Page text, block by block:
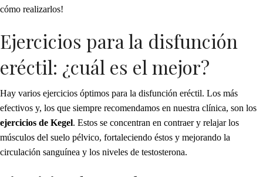
cómo realizarlos!
Ejercicios para la disfunción
eréctil: ¿cuál es el mejor?
Hay varios ejercicios óptimos para la disfunción eréctil. Los más
efectivos y, los que siempre recomendamos en nuestra clínica, son los
ejercicios de Kegel. Estos se concentran en contraer y relajar los
músculos del suelo pélvico, fortaleciendo éstos y mejorando la
circulación sanguínea y los niveles de testosterona.